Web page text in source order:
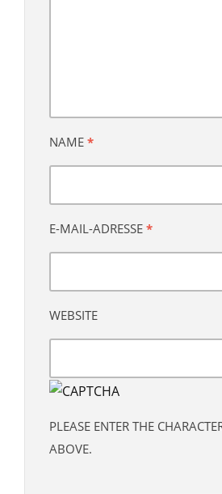
NAME *
E-MAIL-ADRESSE *
WEBSITE
PLEASE ENTER THE
ABOVE.